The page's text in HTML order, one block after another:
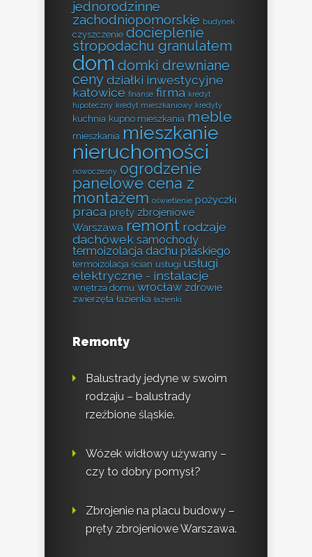
jednorodzinne
zachodniopomorskie budynek
czyszczenie docieplenie
stropodachu granulatem
dom domki drewniane
cenydziałki inwestycyjne
katowice finanse firma kredyt
hipoteczny kredyt mieszkaniowy kredyty
kuchnia kupno mieszkania meble
mieszkania mieszkanie
nieruchomości
nowoczesny ogrodzenie
panelowe cena z
montażem oświetlenie pożyczki
praca pręty zbrojeniowe
Warszawa remont rodzaje
dachówek samochody
termoizolacja dachu płaskiego
termoizolacja ścian usługi usługi
elektryczne - instalacje
wnętrza domu wrocław zdrowie
zwierzęta łazienka łazienki
Remonty
Balustrady jedyne w swoim
rodzaju – balustrady
rzeźbione śląskie.
Wózek widłowy używany –
czy to dobry pomysł?
Zbrojenie na placu budowy –
pręty zbrojeniowe Warszawa.